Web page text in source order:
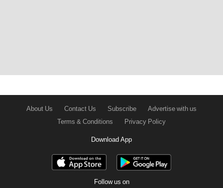
About Us Contact Us Subscribe
Advertise with us
Terms & Conditions
Privacy Policy
Download App
Follow us on